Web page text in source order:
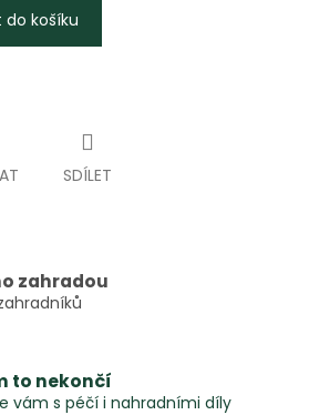
do košíku
SDÍLET
zahradou
to nekončí
vám s péčí i nahradními díly